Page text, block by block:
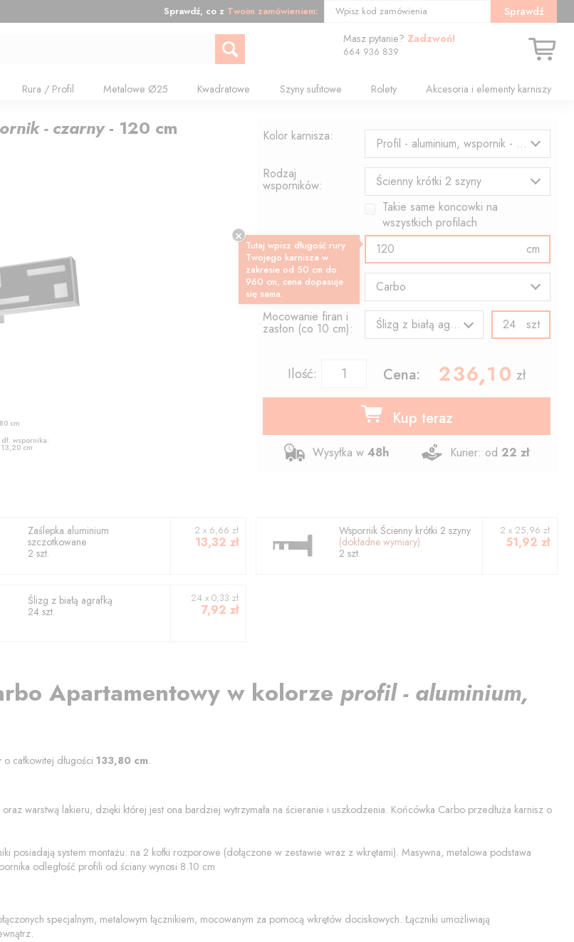
Sprawdź, co z Twoim zamówieniem: Wpisz kod zamówienia Sprawdź
Rura / Profil Metalowe Ø25 Kwadratowe Szyny sufitowe Rolety Akcesoria i elementy karniszy
Masz pytanie?Zadzwoń!
664 936 839
- czarny- 120 cm
cm
dł. wspornika:
13,20cm
Kolor karnisza:
Profil - aluminium, wspornik - czarny
Rodzaj
wsporników:
Ścienny krótki 2 szyny
Takie same koncowki na
wszystkich profilach
Długość profilu:
cm
Wzór końcówki:
Carbo
Mocowanie firan i
zasłon (co 10 cm): Ślizg z białą agrafką szt
Ilość: Cena: , zł
Kup teraz
Wysyłka w 48h Kurier: od 22 zł
Tutaj wpisz długość rury
Twojego karnisza w
zakresie od 50 cm do
960 cm, cena dopasuje
się sama.
Zaślepka aluminium
szczotkowane
2 szt.
2 x 6,66 zł
13,32 zł
Wspornik Ścienny krótki 2 szyny
(dokładne wymiary)
2 szt.
2 x 25,96 zł
51,92 zł
Ślizg z białą agrafką
24 szt.
24 x 0,33 zł
7,92 zł
Apartamentowy w kolorze profil - aluminium,
o całkowitej długości 133,80 cm.
warstwą lakieru, dzięki której jest ona bardziej wytrzymała na ścieranie i uszkodzenia. Końcówka Carbo przedłuża karnisz o
posiadają system montażu: na 2 kołki rozporowe (dołączone w zestawie wraz z wkrętami). Masywna, metalowa podstawa
odległość profili od ściany wynosi 8.10 cm
specjalnym, metalowym łącznikiem, mocowanym za pomocą wkrętów dociskowych. Łączniki umożliwiają